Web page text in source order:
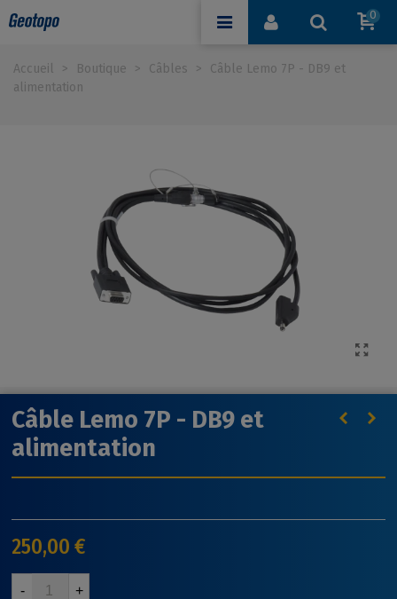
0
Accueil > Boutique > Câbles >
Câble Lemo 7P - DB9 et
alimentation
Câble Lemo 7P - DB9 et
alimentation
250,00 €
- +